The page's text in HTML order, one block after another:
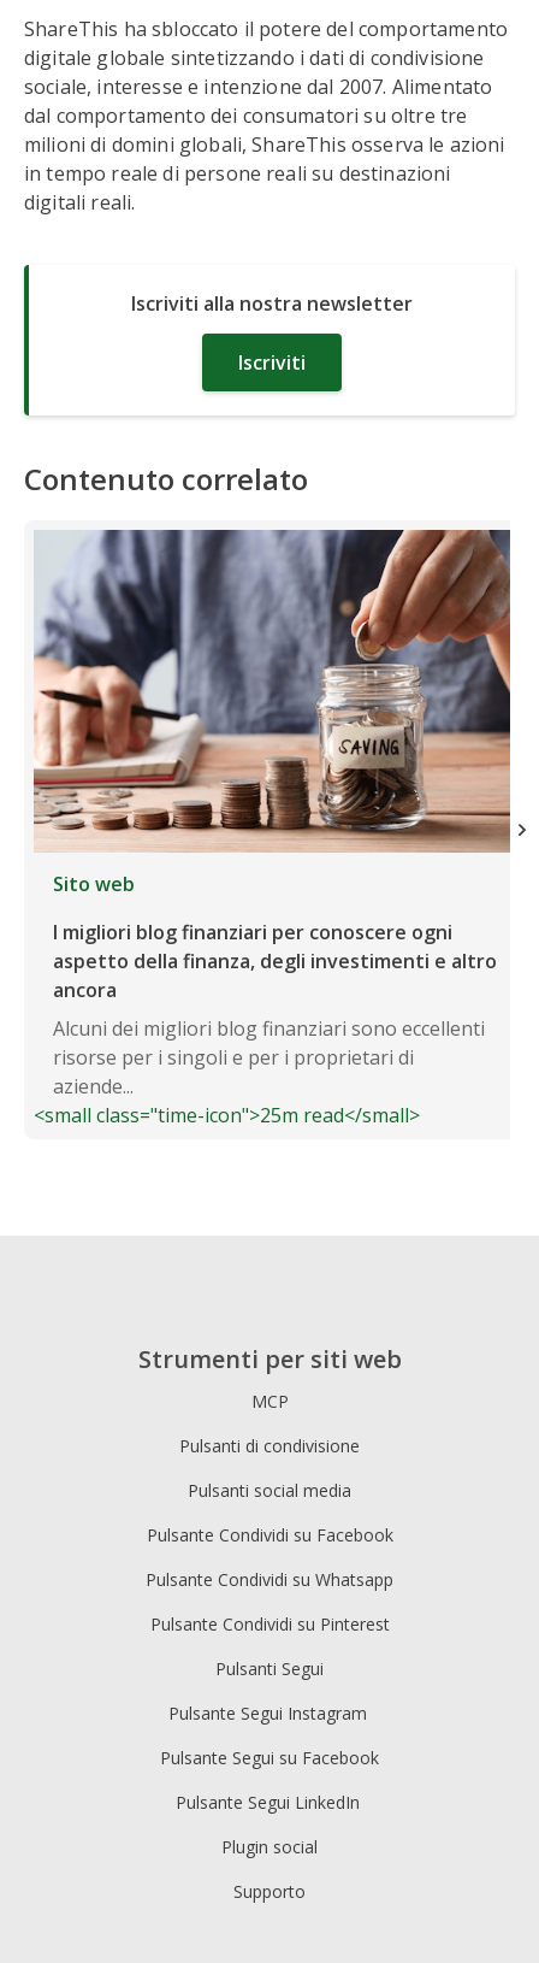
ShareThis ha sbloccato il potere del comportamento
digitale globale sintetizzando i dati di condivisione
sociale, interesse e intenzione dal 2007. Alimentato
dal comportamento dei consumatori su oltre tre
milioni di domini globali, ShareThis osserva le azioni
in tempo reale di persone reali su destinazioni
digitali reali.
Iscriviti alla nostra newsletter
Iscriviti
Contenuto correlato
Sito web
I migliori blog finanziari per conoscere ogni
aspetto della finanza, degli investimenti e altro
ancora
Alcuni dei migliori blog finanziari sono eccellenti
risorse per i singoli e per i proprietari di
aziende...
<small class="time-icon">25m read</small>
Strumenti per siti web
MCP
Pulsanti di condivisione
Pulsanti social media
Pulsante Condividi su Facebook
Pulsante Condividi su Whatsapp
Pulsante Condividi su Pinterest
Pulsanti Segui
Pulsante Segui Instagram
Pulsante Segui su Facebook
Pulsante Segui LinkedIn
Plugin social
Supporto